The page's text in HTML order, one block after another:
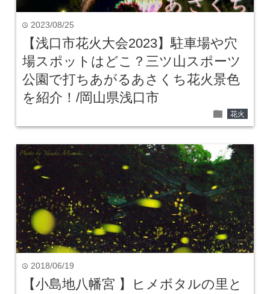
time 2023/08/25
【浅口市花火大会2023】駐車場や穴
場スポットはどこ？三ツ山スポーツ
公園で打ちあがるあさくち花火景色
を紹介！/岡山県浅口市
folder 花火
time 2018/06/19
【小島地八幡宮 】ヒメボタルの里と